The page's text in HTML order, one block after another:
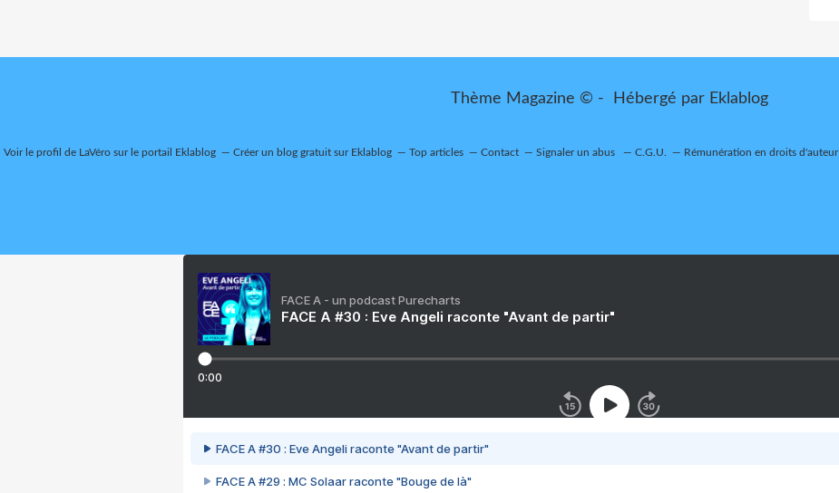
Thème Magazine © - Hébergé par Eklablog
Voir le profil de LaVérosur le portail Eklablog Créer un blog gratuit sur Eklablog Top articles Contact Signaler un abus C.G.U. Rémunération en droits d'auteur
FACE A - un podcast Purecharts
FACE A #30 : Eve Angeli raconte "Avant de partir"
0:00
FACE A #30 : Eve Angeli raconte "Avant de partir"
FACE A #29 : MC Solaar raconte "Bouge de là"